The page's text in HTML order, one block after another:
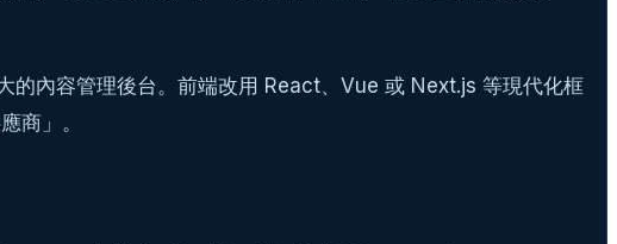
的內容管理後台。前端改用 React、Vue 或 Next.js 等現代化框
商」。